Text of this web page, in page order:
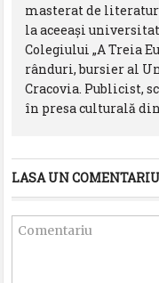
masterat de
la aceeaşi
Colegiului „A Treia
rânduri, bursier al
Cracovia. Publicist,
în presa culturală
LASA UN